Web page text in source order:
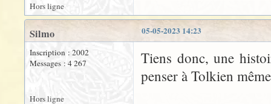
Hors ligne
05-05-2023 14:23
Silmo
Inscription : 2002
Messages : 4 267
Tiens donc, une
penser à Tolkien
Hors ligne